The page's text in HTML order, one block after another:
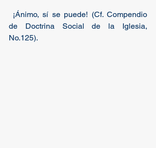
de Doctrina Social de la Iglesia,
No.125).